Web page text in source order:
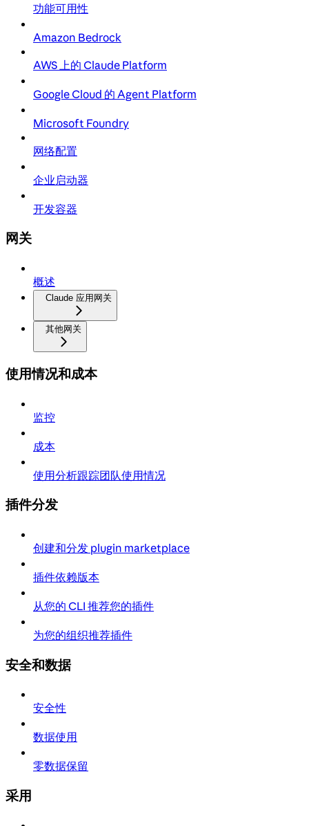
功能可用性
Amazon Bedrock
AWS 上的 Claude Platform
Google Cloud 的 Agent Platform
Microsoft Foundry
网络配置
企业启动器
开发容器
网关
概述
Claude 应用网关
其他网关
使用情况和成本
监控
成本
使用分析跟踪团队使用情况
插件分发
创建和分发 plugin marketplace
插件依赖版本
从您的 CLI 推荐您的插件
为您的组织推荐插件
安全和数据
安全性
数据使用
零数据保留
采用